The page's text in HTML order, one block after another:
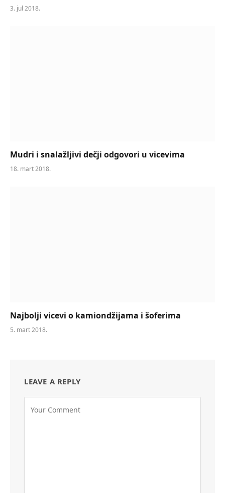
3. jul 2018.
Mudri i snalažljivi dečji odgovori u vicevima
18. mart 2018.
Najbolji vicevi o kamiondžijama i šoferima
5. mart 2018.
LEAVE A REPLY